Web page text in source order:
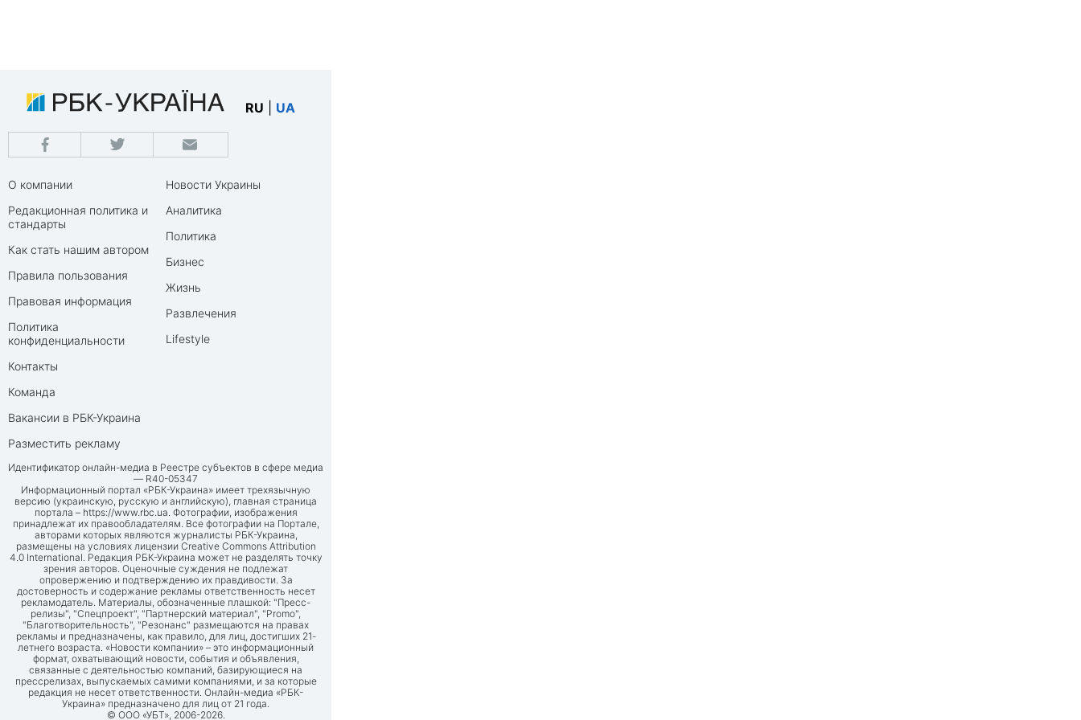
RU UA
О компании
Редакционная политика и
стандарты
Как стать нашим автором
Правила пользования
Правовая информация
Политика
конфиденциальности
Контакты
Команда
Вакансии в РБК-Украина
Разместить рекламу
Новости Украины
Аналитика
Политика
Бизнес
Жизнь
Развлечения
Lifestyle
Идентификатор онлайн-медиа в Реестре субъектов в сфере медиа
— R40-05347
Информационный портал «РБК-Украина» имеет трехязычную
версию (украинскую, русскую и английскую), главная страница
портала – https://www.rbc.ua. Фотографии, изображения
принадлежат их правообладателям. Все фотографии на Портале,
авторами которых являются журналисты РБК-Украина,
размещены на условиях лицензии Creative Commons Attribution
4.0 International. Редакция РБК-Украина может не разделять точку
зрения авторов. Оценочные суждения не подлежат
опровержению и подтверждению их правдивости. За
достоверность и содержание рекламы ответственность несет
рекламодатель. Материалы, обозначенные плашкой: "Пресс-
релизы", "Спецпроект", "Партнерский материал", "Promo",
"Благотворительность", "Резонанс" размещаются на правах
рекламы и предназначены, как правило, для лиц, достигших 21-
летнего возраста. «Новости компании» – это информационный
формат, охватывающий новости, события и объявления,
связанные с деятельностью компаний, базирующиеся на
прессрелизах, выпускаемых самими компаниями, и за которые
редакция не несет ответственности. Онлайн-медиа «РБК-
Украина» предназначено для лиц от 21 года.
© ООО «УБТ», 2006-2026.